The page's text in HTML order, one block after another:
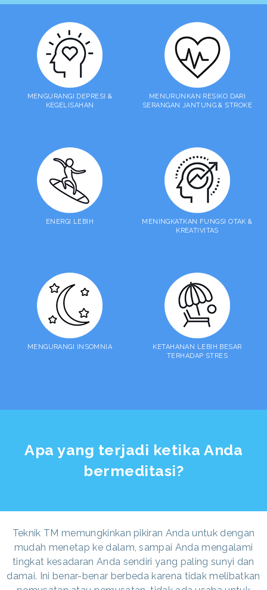
MENGURANGI DEPRESI &
KEGELISAHAN
MENURUNKAN RESIKO DARI
SERANGAN JANTUNG & STROKE
ENERGI LEBIH
MENINGKATKAN FUNGSI OTAK &
KREATIVITAS
MENGURANGI INSOMNIA
KETAHANAN LEBIH BESAR
TERHADAP STRES
Apa yang terjadi ketika Anda
bermeditasi?
Teknik TM memungkinkan pikiran Anda untuk dengan
mudah menetap ke dalam, sampai Anda mengalami
tingkat kesadaran Anda sendiri yang paling sunyi dan
damai. Ini benar-benar berbeda karena tidak melibatkan